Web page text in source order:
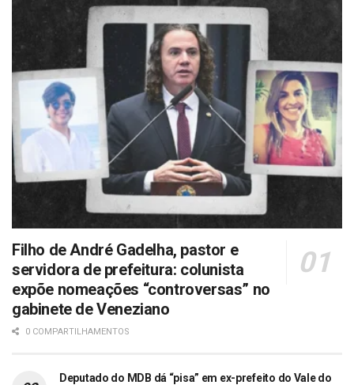
Filho de André Gadelha, pastor e
servidora de prefeitura: colunista
expõe nomeações “controversas” no
gabinete de Veneziano
0 COMPARTILHAMENTOS
Deputado do MDB dá “pisa” em ex-prefeito do Vale do